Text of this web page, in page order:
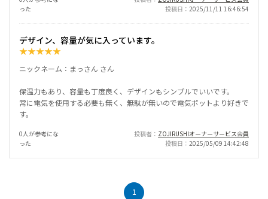
った
投稿日
2025/11/11 16:46:54
デザイン、容量が気に入っています。
★★★★★
ニックネーム：まっさん さん
保温力もあり、容量も丁度良く、デザインもシンプルでいいです。
常に電気を使用する必要も無く、無駄が無いので電気ポットより好きで
す。
0人が参考にな
った
投稿者
ZOJIRUSHIオーナーサービス会員
投稿日
2025/05/09 14:42:48
1